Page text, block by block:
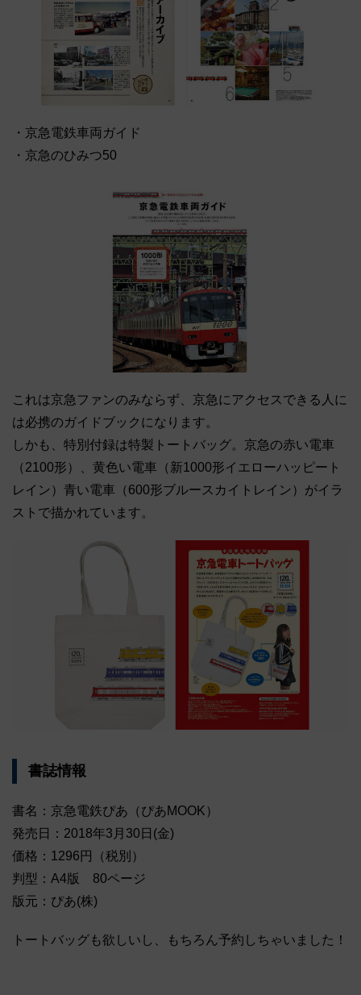
・京急電鉄車両ガイド
・京急のひみつ50
これは京急ファンのみならず、京急にアクセスできる人に
は必携のガイドブックになります。
しかも、特別付録は特製トートバッグ。京急の赤い電車
（2100形）、黄色い電車（新1000形イエローハッピート
レイン）青い電車（600形ブルースカイトレイン）がイラ
ストで描かれています。
書誌情報
書名：京急電鉄ぴあ（ぴあMOOK）
発売日：2018年3月30日(金)
価格：1296円（税別）
判型：A4版 80ページ
版元：ぴあ(株)
トートバッグも欲しいし、もちろん予約しちゃいました！